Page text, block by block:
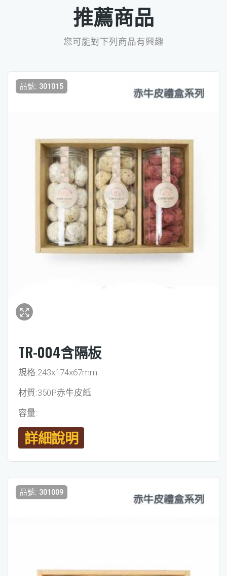
推薦商品
您可能對下列商品有興趣
品號: 301015
TR-004含隔板
規格:243x174x67mm
材質:350P赤牛皮紙
容量:
詳細說明
品號: 301009